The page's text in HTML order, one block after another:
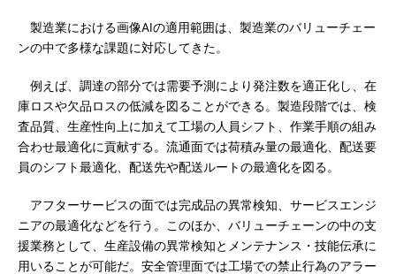
製造業における画像AIの適用範囲は、製造業のバリューチェー
ンの中で多様な課題に対応してきた。
例えば、調達の部分では需要予測により発注数を適正化し、在
庫ロスや欠品ロスの低減を図ることができる。製造段階では、検
査品質、生産性向上に加えて工場の人員シフト、作業手順の組み
合わせ最適化に貢献する。流通面では荷積み量の最適化、配送要
員のシフト最適化、配送先や配送ルートの最適化を図る。
アフターサービスの面では完成品の異常検知、サービスエンジ
ニアの最適化などを行う。このほか、バリューチェーンの中の支
援業務として、生産設備の異常検知とメンテナンス・技能伝承に
用いることが可能だ。安全管理面では工場での禁止行為のアラー